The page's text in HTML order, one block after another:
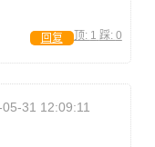
顶: 1 踩: 0
回复
31 12:09:11